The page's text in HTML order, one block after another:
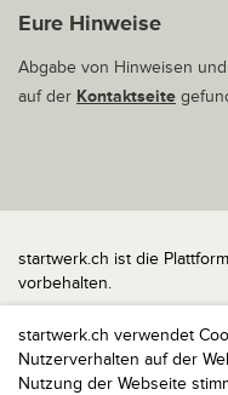
startwerk.ch verwendet
Nutzerverhalten auf der
Nutzung der Webseite
Eure Hinweise
Abgabe von Hinweisen
auf der Kontaktseite
startwerk.ch ist die
vorbehalten.
Impressum
Kontakt
nach oben